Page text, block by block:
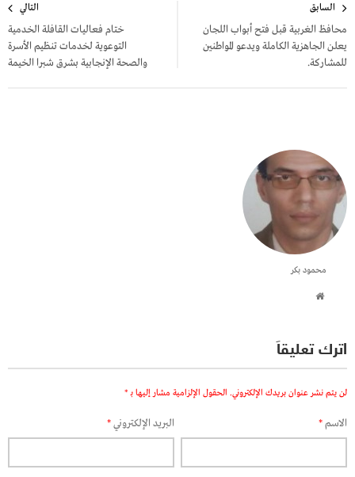
المقالات
السابق
محافظ الغربية قبل فتح أبواب اللجان
يعلن الجاهزية الكاملة ويدعو المواطنين
للمشاركة.
التالي
ختام فعاليات القافلة الخدمية
التوعوية لخدمات تنظيم الأسرة
والصحة الإنجابية بشرق شبرا الخيمة
محمود بكر
اترك تعليقاً
لن يتم نشر عنوان بريدك الإلكتروني. الحقول الإلزامية مشار إليها بـ *
الاسم* البريد الإلكتروني*